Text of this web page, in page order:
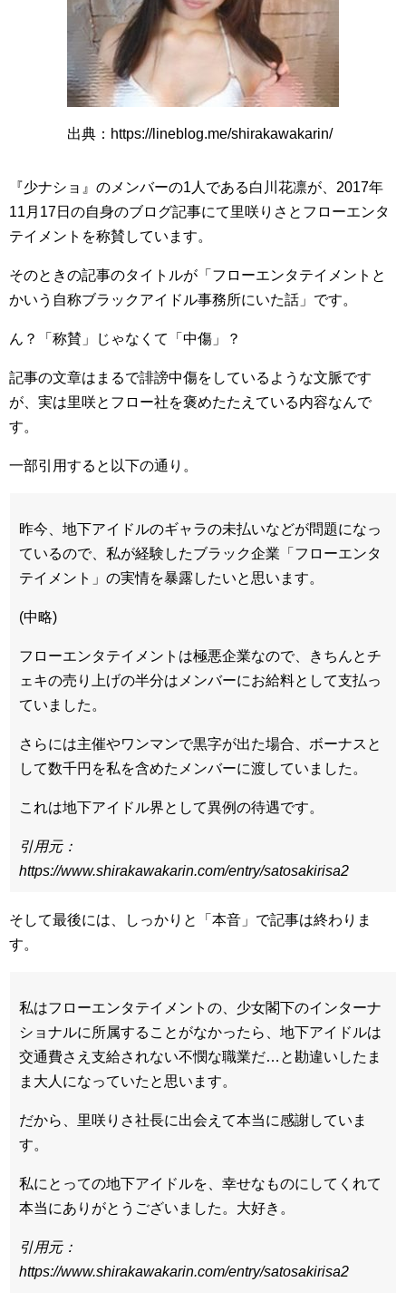
出典：https://lineblog.me/shirakawakarin/
『少ナショ』のメンバーの1人である白川花凛が、2017年
11月17日の自身のブログ記事にて里咲りさとフローエンタ
テイメントを称賛しています。
そのときの記事のタイトルが「フローエンタテイメントと
かいう自称ブラックアイドル事務所にいた話」です。
ん？「称賛」じゃなくて「中傷」？
記事の文章はまるで誹謗中傷をしているような文脈です
が、実は里咲とフロー社を褒めたたえている内容なんで
す。
一部引用すると以下の通り。
昨今、地下アイドルのギャラの未払いなどが問題になっ
ているので、私が経験したブラック企業「フローエンタ
テイメント」の実情を暴露したいと思います。
(中略)
フローエンタテイメントは極悪企業なので、きちんとチ
ェキの売り上げの半分はメンバーにお給料として支払っ
ていました。
さらには主催やワンマンで黒字が出た場合、ボーナスと
して数千円を私を含めたメンバーに渡していました。
これは地下アイドル界として異例の待遇です。
引用元：
https://www.shirakawakarin.com/entry/satosakirisa2
そして最後には、しっかりと「本音」で記事は終わりま
す。
私はフローエンタテイメントの、少女閣下のインターナ
ショナルに所属することがなかったら、地下アイドルは
交通費さえ支給されない不憫な職業だ…と勘違いしたま
ま大人になっていたと思います。
だから、里咲りさ社長に出会えて本当に感謝していま
す。
私にとっての地下アイドルを、幸せなものにしてくれて
本当にありがとうございました。大好き。
引用元：
https://www.shirakawakarin.com/entry/satosakirisa2